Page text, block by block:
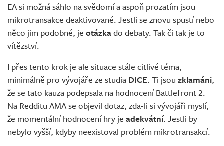
EA si možná sáhlo na svědomí a aspoň prozatím jsou
mikrotransakce deaktivované. Jestli se znovu spustí nebo
něco jim podobné, je otázkado debaty. Tak či tak je to
vítězství.
I přes tento krok je ale situace stále citlivé téma,
minimálně pro vývojáře ze studia DICE. Ti jsou zklamáni,
že se tato kauza podepsala na hodnocení Battlefront 2.
Na Redditu AMA se objevil dotaz, zda-li si vývojáři myslí,
že momentální hodnocení hry je adekvátní. Jestli by
nebylo vyšší, kdyby neexistoval problém mikrotransakcí.